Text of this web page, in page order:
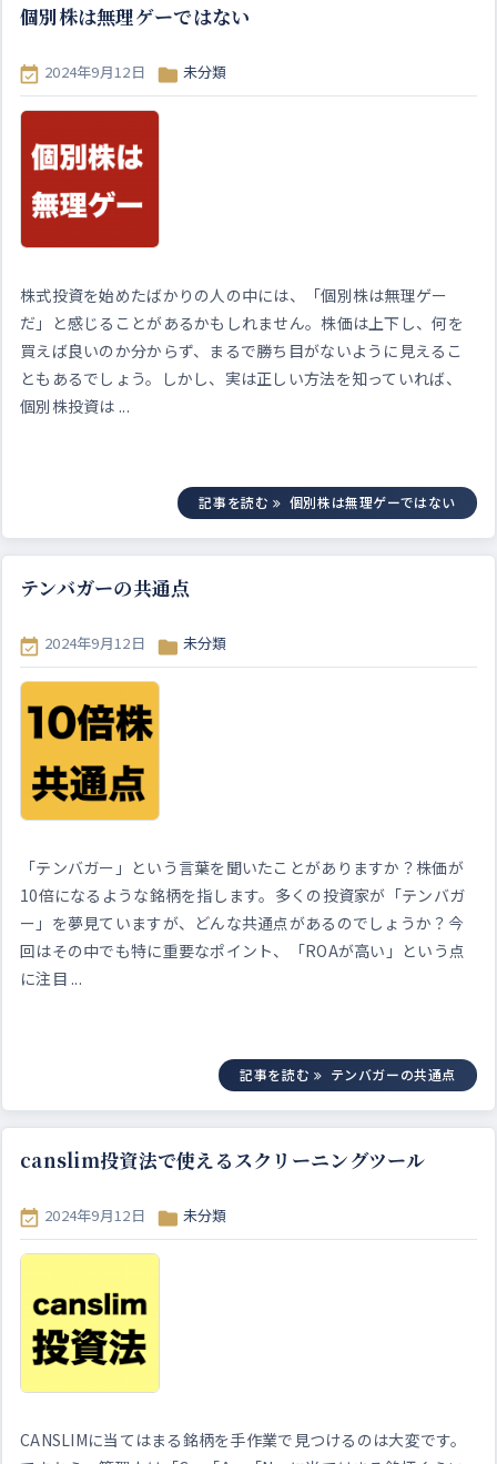
個別株は無理ゲーではない
 2024年9月12日  未分類
株式投資を始めたばかりの人の中には、「個別株は無理ゲー
だ」と感じることがあるかもしれません。株価は上下し、何を
買えば良いのか分からず、まるで勝ち目がないように見えるこ
ともあるでしょう。しかし、実は正しい方法を知っていれば、
個別株投資は ...
記事を読む 個別株は無理ゲーではない
テンバガーの共通点
 2024年9月12日  未分類
「テンバガー」という言葉を聞いたことがありますか？株価が
10倍になるような銘柄を指します。多くの投資家が「テンバガ
ー」を夢見ていますが、どんな共通点があるのでしょうか？今
回はその中でも特に重要なポイント、「ROAが高い」という点
に注目 ...
記事を読む テンバガーの共通点
canslim投資法で使えるスクリーニングツール
 2024年9月12日  未分類
CANSLIMに当てはまる銘柄を手作業で見つけるのは大変です。